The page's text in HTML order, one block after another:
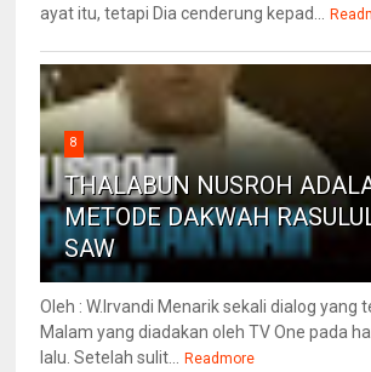
ayat itu, tetapi Dia cenderung kepad...
8
THALABUN NUSROH
METODE DAKWAH
SAW
Oleh : W.Irvandi Menarik sekali dialog yang
Malam yang diadakan oleh TV One pada
lalu. Setelah sulit...
Readmore